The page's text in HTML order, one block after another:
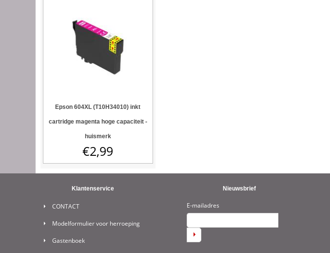
Epson 604XL (T10H34010) inkt
cartridge magenta hoge capaciteit -
huismerk
€2,99
Klantenservice
CONTACT
Modelformulier voor herroeping
Gastenboek
Nieuwsbrief
E-mailadres